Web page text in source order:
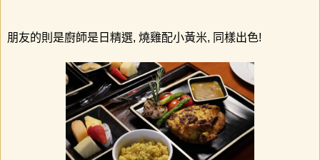
朋友的則是廚師是日精選, 燒雞配小黃米, 同樣出色!